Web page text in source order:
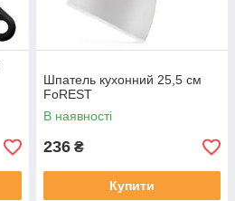
Шпатель кухонний 25,5 см
FoREST
В наявності
236 ₴
Купити